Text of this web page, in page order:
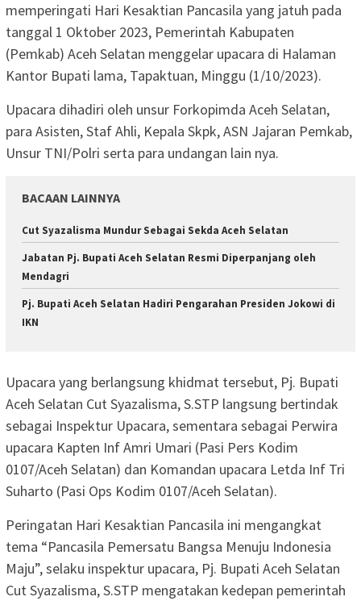
memperingati Hari Kesaktian Pancasila yang jatuh pada
tanggal 1 Oktober 2023, Pemerintah Kabupaten
(Pemkab) Aceh Selatan menggelar upacara di Halaman
Kantor Bupati lama, Tapaktuan, Minggu (1/10/2023).
Upacara dihadiri oleh unsur Forkopimda Aceh Selatan,
para Asisten, Staf Ahli, Kepala Skpk, ASN Jajaran Pemkab,
Unsur TNI/Polri serta para undangan lain nya.
BACAAN LAINNYA
Cut Syazalisma Mundur Sebagai Sekda Aceh Selatan
Jabatan Pj. Bupati Aceh Selatan Resmi Diperpanjang oleh
Mendagri
Pj. Bupati Aceh Selatan Hadiri Pengarahan Presiden Jokowi di
IKN
Upacara yang berlangsung khidmat tersebut, Pj. Bupati
Aceh Selatan Cut Syazalisma, S.STP langsung bertindak
sebagai Inspektur Upacara, sementara sebagai Perwira
upacara Kapten Inf Amri Umari (Pasi Pers Kodim
0107/Aceh Selatan) dan Komandan upacara Letda Inf Tri
Suharto (Pasi Ops Kodim 0107/Aceh Selatan).
Peringatan Hari Kesaktian Pancasila ini mengangkat
tema “Pancasila Pemersatu Bangsa Menuju Indonesia
Maju”, selaku inspektur upacara, Pj. Bupati Aceh Selatan
Cut Syazalisma, S.STP mengatakan kedepan pemerintah